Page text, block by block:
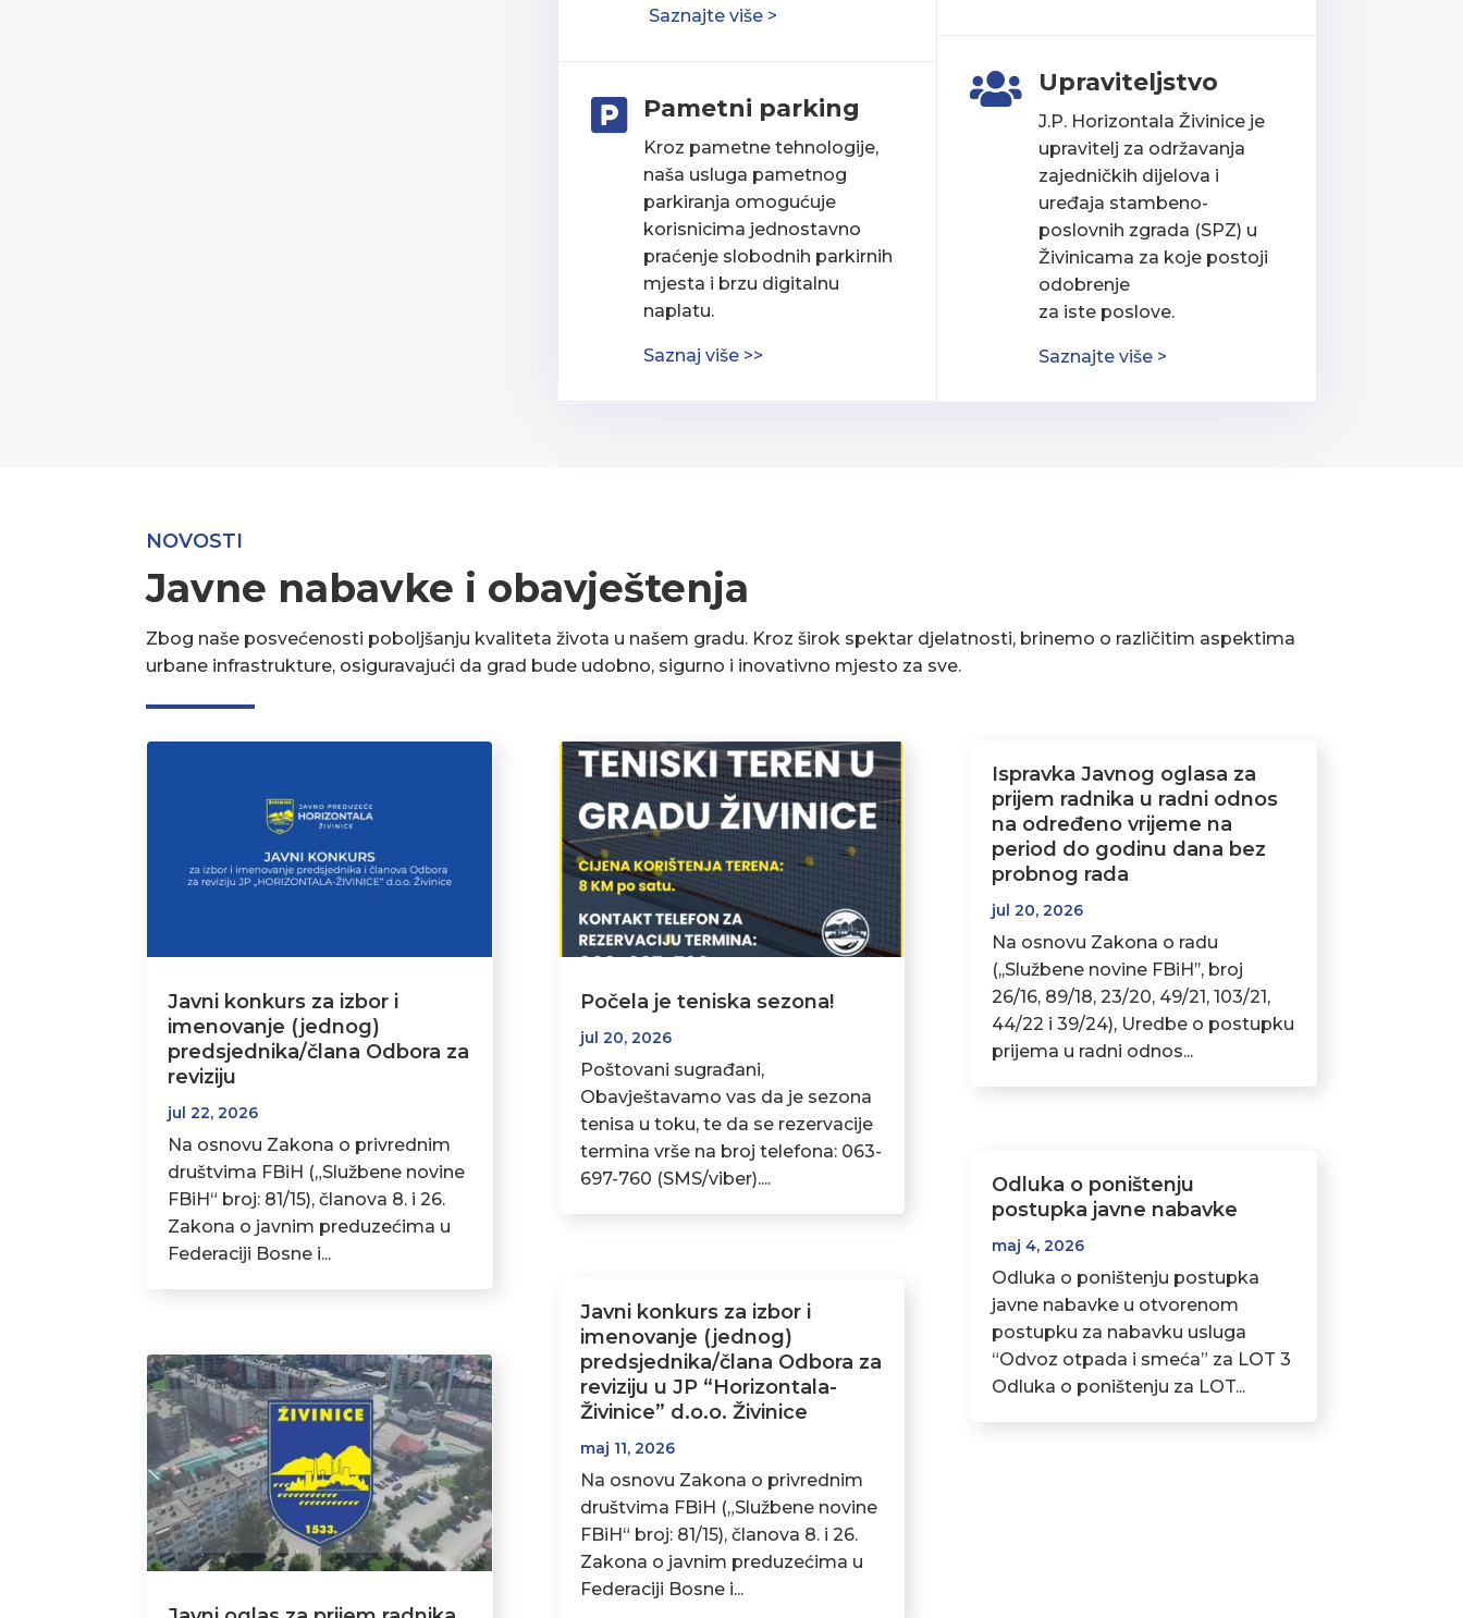
Saznajte više >
 Pametni parking
Kroz pametne tehnologije,
naša usluga pametnog
parkiranja omogućuje
korisnicima jednostavno
praćenje slobodnih parkirnih
mjesta i brzu digitalnu
naplatu.
Saznaj više >>
 Upraviteljstvo
J.P. Horizontala Živinice je
upravitelj za održavanja
zajedničkih dijelova i
uređaja stambeno-
poslovnih zgrada (SPZ) u
Živinicama za koje postoji
odobrenje
za iste poslove.
Saznajte više >
NOVOSTI
Javne nabavke i obavještenja
Zbog naše posvećenosti poboljšanju kvaliteta života u našem gradu. Kroz širok spektar djelatnosti, brinemo o različitim aspektima
urbane infrastrukture, osiguravajući da grad bude udobno, sigurno i inovativno mjesto za sve.
Javni konkurs za izbor i
imenovanje (jednog)
predsjednika/člana Odbora za
reviziju
jul 22, 2026
Na osnovu Zakona o privrednim
društvima FBiH („Službene novine
FBiH“ broj: 81/15), članova 8. i 26.
Zakona o javnim preduzećima u
Federaciji Bosne i...
Počela je teniska sezona!
jul 20, 2026
Poštovani sugrađani,
Obavještavamo vas da je sezona
tenisa u toku, te da se rezervacije
termina vrše na broj telefona: 063-
697-760 (SMS/viber)....
Javni konkurs za izbor i
imenovanje (jednog)
predsjednika/člana Odbora za
reviziju u JP “Horizontala-
Živinice” d.o.o. Živinice
maj 11, 2026
Na osnovu Zakona o privrednim
društvima FBiH („Službene novine
FBiH“ broj: 81/15), članova 8. i 26.
Zakona o javnim preduzećima u
Federaciji Bosne i...
Ispravka Javnog oglasa za
prijem radnika u radni odnos
na određeno vrijeme na
period do godinu dana bez
probnog rada
jul 20, 2026
Na osnovu Zakona o radu
(,,Službene novine FBiH’’, broj
26/16, 89/18, 23/20, 49/21, 103/21,
44/22 i 39/24), Uredbe o postupku
prijema u radni odnos...
Odluka o poništenju
postupka javne nabavke
maj 4, 2026
Odluka o poništenju postupka
javne nabavke u otvorenom
postupku za nabavku usluga
“Odvoz otpada i smeća” za LOT 3
Odluka o poništenju za LOT...